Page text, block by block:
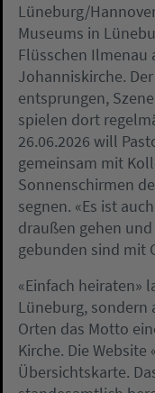
Lüneburg/
Museums in
Flüsschen Ilmenau
Johanniskirche.
entsprungen,
spielen dort
26.06.2026 will
gemeinsam mit
Sonnenschirmen
segnen. «Es ist
draußen gehen
gebunden sind mit
«Einfach heiraten»
Lüneburg, sondern
Orten das Motto
Kirche. Die
Übersichtskarte.